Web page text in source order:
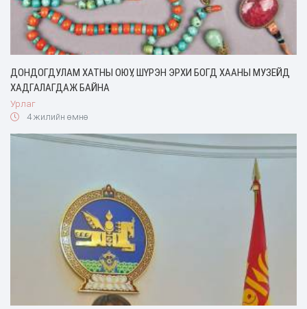
ДОНДОГДУЛАМ ХАТНЫ ОЮУ, ШҮРЭН ЭРХИ БОГД ХААНЫ МУЗЕЙД
ХАДГАЛАГДАЖ БАЙНА
Урлаг
4 жилийн өмнө